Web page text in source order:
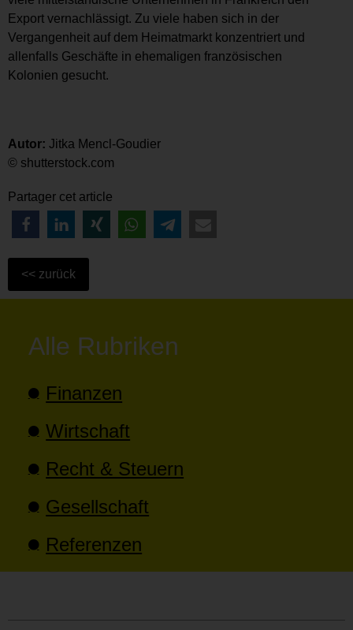
Export vernachlässigt. Zu viele haben sich in der
Vergangenheit auf dem Heimatmarkt konzentriert und
allenfalls Geschäfte in ehemaligen französischen
Kolonien gesucht.
Autor: Jitka Mencl-Goudier
© shutterstock.com
Partager cet article
Alle Rubriken
Finanzen
Wirtschaft
Recht & Steuern
Gesellschaft
Referenzen